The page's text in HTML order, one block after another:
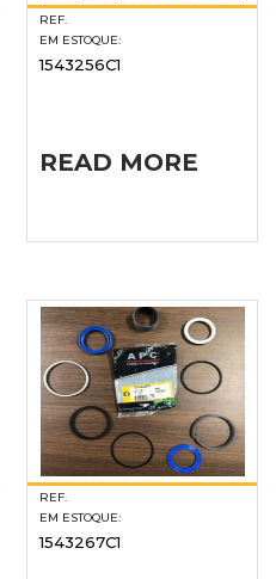
REF.
EM ESTOQUE:
1543256C1
READ MORE
REF.
EM ESTOQUE:
1543267C1